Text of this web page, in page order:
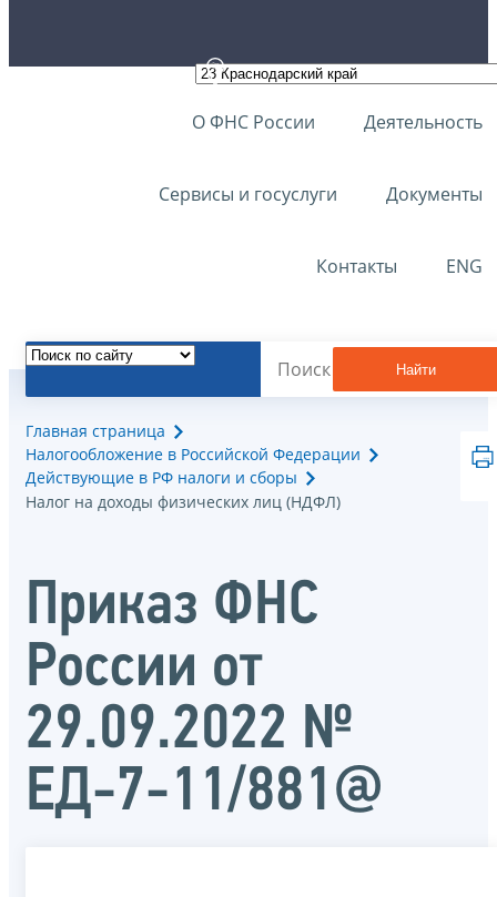
О ФНС России Деятельность
Сервисы и госуслуги Документы
Контакты ENG
Найти
Главная страница
Налогообложение в Российской Федерации
Действующие в РФ налоги и сборы
Налог на доходы физических лиц (НДФЛ)
Приказ ФНС
России от
29.09.2022 №
ЕД-7-11/881@